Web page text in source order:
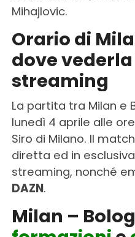
Mihajlovic.
Orario di
dove
streaming
La partita tra Milan e
lunedì 4 aprile alle
Siro di Milano. Il
diretta ed in
streaming, nonché
DAZN.
Milan –